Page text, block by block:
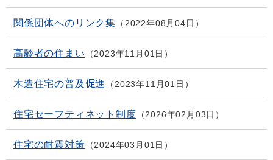
関係団体へのリンク集 2022年08月04日
高齢者の住まい 2023年11月01日
木造住宅の普及促進 2023年11月01日
住宅セーフティネット制度 2026年02月03日
住宅の耐震対策 2024年03月01日